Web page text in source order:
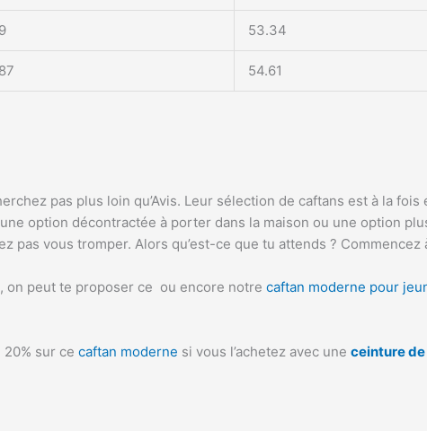
53.34
54.61
pas plus loin qu’Avis. Leur sélection de caftans est à la
option décontractée à porter dans la maison ou une option
pas vous tromper. Alors qu’est-ce que tu attends ? Commencez
, on peut te proposer ce ou encore notre caftan moderne pour
sur ce caftan moderne si vous l’achetez avec une ceinture